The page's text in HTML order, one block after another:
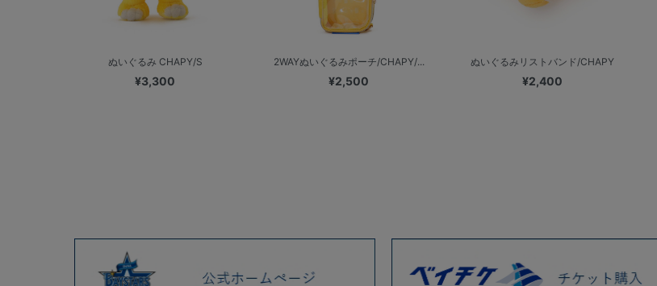
ぬいぐるみ CHAPY/S
¥3,300
2WAYぬいぐるみポーチ/CHAPY/...
¥2,500
ぬいぐるみリストバンド/CHAPY
¥2,400